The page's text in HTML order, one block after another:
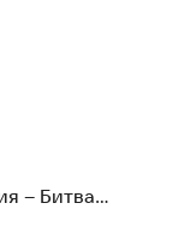
– Битва